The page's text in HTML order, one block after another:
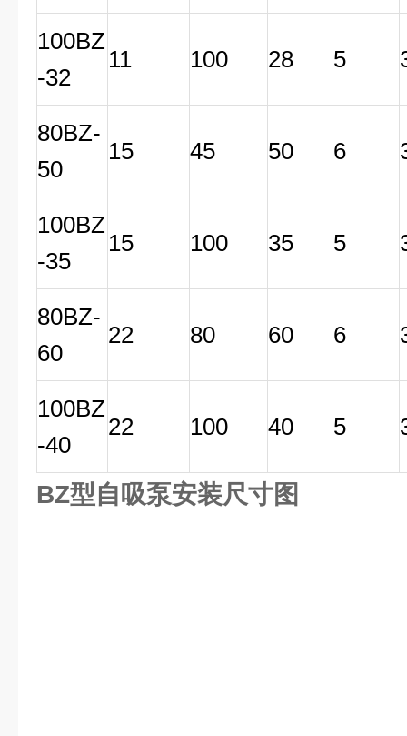
100BZ
-32
11 100 28 5
80BZ-
50
15 45 50 6
100BZ
-35
15 100 35 5
80BZ-
60
22 80 60 6
100BZ
-40
22 100 40 5
BZ型自吸泵安装尺寸图